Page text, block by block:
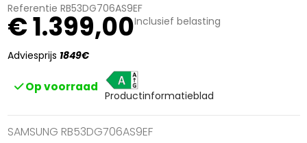
Referentie RB53DG706AS9EF
€ 1.399,00Inclusief belasting
Adviesprijs 1849€
Op voorraad
A
Productinformatieblad
SAMSUNG RB53DG706AS9EF